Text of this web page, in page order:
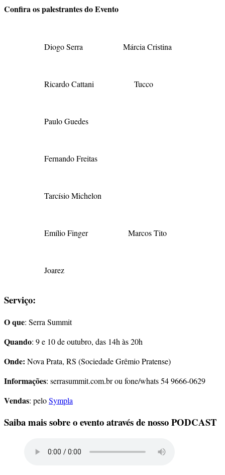
Confira os palestrantes do Evento
Diogo Serra Márcia Cristina
Ricardo Cattani Tucco
Paulo Guedes
Fernando Freitas
Tarcísio Michelon
Emílio Finger Marcos Tito
Joarez
Serviço:
O que: Serra Summit
Quando: 9 e 10 de outubro, das 14h às 20h
Onde: Nova Prata, RS (Sociedade Grêmio Pratense)
Informações: serrasummit.com.br ou fone/whats 54 9666-0629
Vendas: peloSympla
Saiba mais sobre o evento através de nosso PODCAST